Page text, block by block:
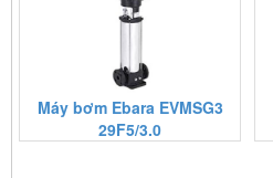
Máy bơm Ebara EVMSG3
29F5/3.0